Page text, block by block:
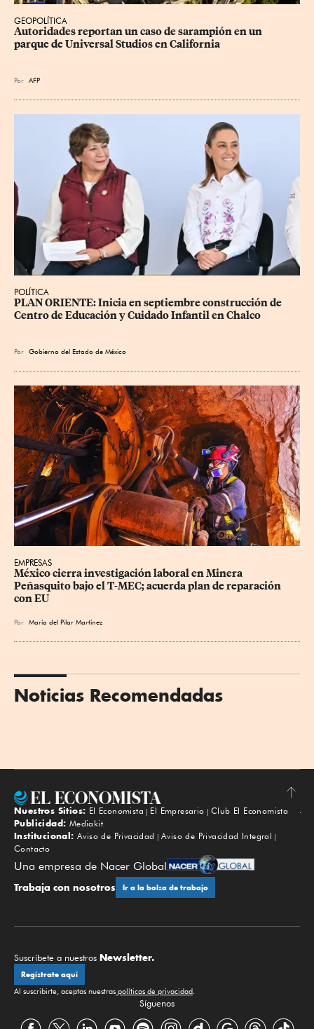
GEOPOLÍTICA
Autoridades reportan un caso de sarampión en un
parque de Universal Studios en California
Por AFP
POLÍTICA
PLAN ORIENTE: Inicia en septiembre construcción de
Centro de Educación y Cuidado Infantil en Chalco
Por Gobierno del Estado de México
EMPRESAS
México cierra investigación laboral en Minera
Peñasquito bajo el T-MEC; acuerda plan de reparación
con EU
Por María del Pilar Martínez
Noticias Recomendadas
Subir
Nuestros Sitios: El Economista El Empresario
Club El Economista
Publicidad: Mediakit
Institucional: Aviso de Privacidad
Aviso de Privacidad Integral
Contacto
Una empresa de Nacer Global
Trabaja con nosotros Ir a la bolsa de trabajo
Suscríbete a nuestros Newsletter.
Regístrate aquí
Al suscribirte, aceptas nuestras políticas de privacidad.
Síguenos